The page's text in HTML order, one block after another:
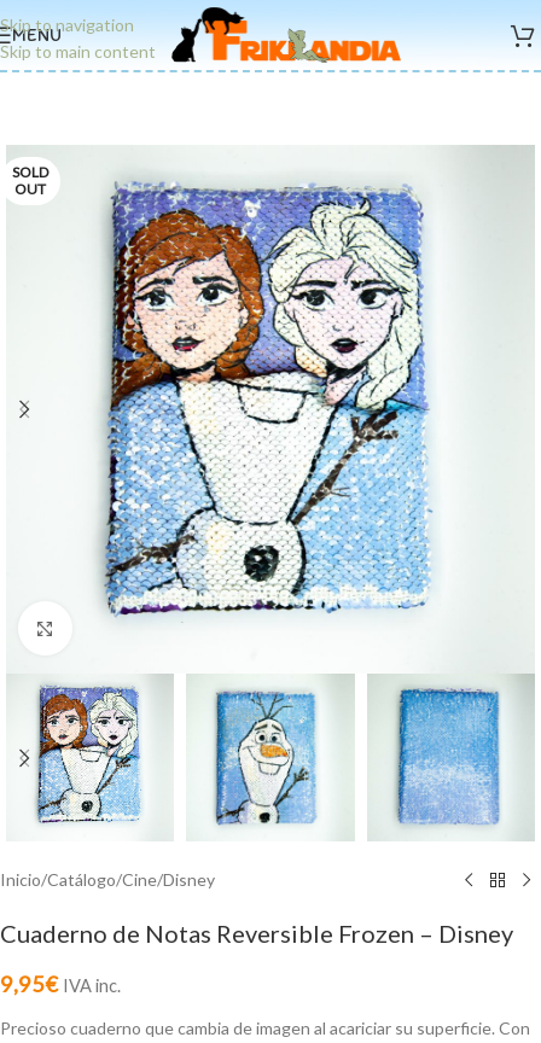
Skip to navigation
Skip to main content
MENU
SOLD
OUT
Inicio/Catálogo/Cine/Disney
Cuaderno de Notas Reversible Frozen – Disney
9,95€ IVA inc.
Precioso cuaderno que cambia de imagen al acariciar su superficie. Con